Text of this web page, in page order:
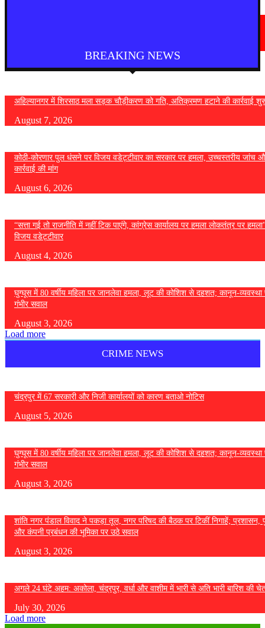
BREAKING NEWS
अहिल्यानगर में शिरसाठ मला सड़क चौड़ीकरण को गति, अतिक्रमण हटाने की कार्रवाई
August 7, 2026
कोठी-कोरणार पुल धंसने पर विजय वडेट्टीवार का सरकार पर हमला, उच्चस्तरीय जांच
कार्रवाई की मांग
August 6, 2026
“सत्ता गई तो राजनीति में नहीं टिक पाएंगे, कांग्रेस कार्यालय पर हमला लोकतंत्र पर
विजय वडेट्टीवार
August 4, 2026
घुग्घूस में 80 वर्षीय महिला पर जानलेवा हमला, लूट की कोशिश से दहशत; कानून-व्यवस्था
गंभीर सवाल
August 3, 2026
Load more
CRIME NEWS
चंद्रपुर में 67 सरकारी और निजी कार्यालयों को कारण बताओ नोटिस
August 5, 2026
घुग्घूस में 80 वर्षीय महिला पर जानलेवा हमला, लूट की कोशिश से दहशत; कानून-व्यवस्था
गंभीर सवाल
August 3, 2026
शांति नगर पंडाल विवाद ने पकड़ा तूल, नगर परिषद की बैठक पर टिकीं निगाहें; प्रशासन,
और कंपनी प्रबंधन की भूमिका पर उठे सवाल
August 3, 2026
अगले 24 घंटे अहम: अकोला, चंद्रपुर, वर्धा और वाशीम में भारी से अति भारी बारिश की
July 30, 2026
Load more